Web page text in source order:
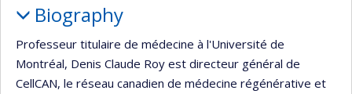
Biography
Professeur titulaire de médecine à l'Université de
Montréal, Denis Claude Roy est directeur général de
CellCAN, le réseau canadien de médecine régénérative et